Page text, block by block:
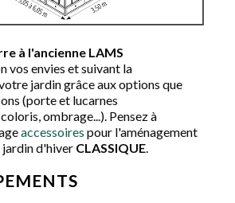
à l'ancienne LAMS
vos envies et suivant la
jardin grâce aux options que
(porte et lucarnes
ombrage...). Pensez à
accessoires pour l'aménagement
d'hiver CLASSIQUE